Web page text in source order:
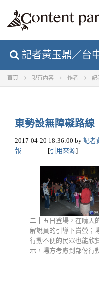
記者黃玉鼎／台
首頁 現有內容 作者 記
東勢設無障礙路
2017-04-20 18:36:00 by 記者
報
[引用來源]
二十五日登場，在晴天
解說員的引導下賞螢；
行動不便的民眾也能欣
示，場方考慮到部份行